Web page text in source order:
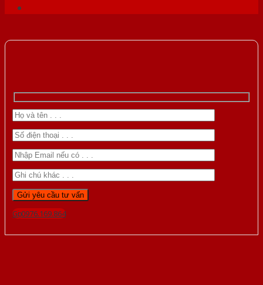
Gọi 0976.169.864